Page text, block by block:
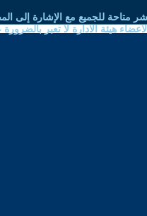
متاحة للجميع مع الإشارة إلى
هيئة الادارة لا تعبر